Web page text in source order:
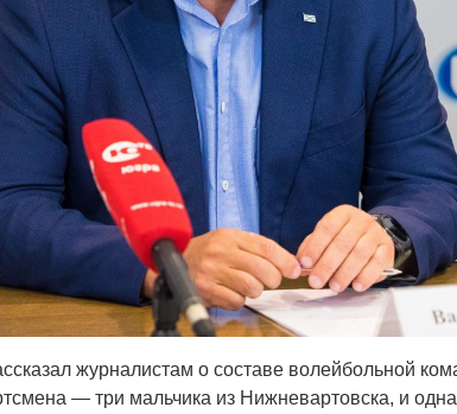
журналистам о составе волейбольной
— три мальчика из Нижневартовска, и одна